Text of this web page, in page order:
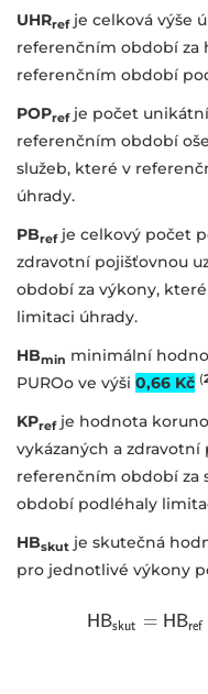
UHRrefje celková výše
referenčním období za
referenčním období
POPrefje počet
referenčním období
služeb, které v
úhrady.
PBrefje celkový počet
zdravotní pojišťovnou
období za výkony,
limitaci úhrady.
HBmin minimální
PUROo ve výši 0,66 Kč (
KPrefje hodnota
vykázaných a
referenčním období za
období podléhaly
HBskut je skutečná
pro jednotlivé výkony
H Bskut = H Bref
HBsku =HBref×